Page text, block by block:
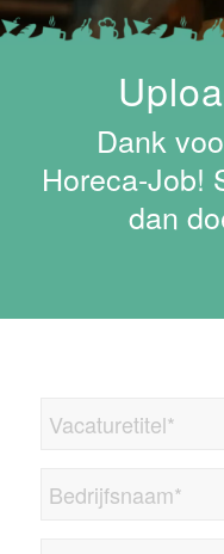
Dank
Horeca-Job!
dan